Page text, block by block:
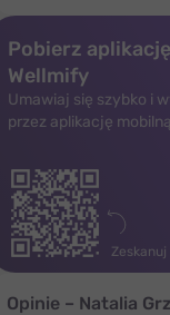
Pobierz aplikację
Wellmify
Umawiaj się szybko i
przez aplikację
Opinie – Natalia